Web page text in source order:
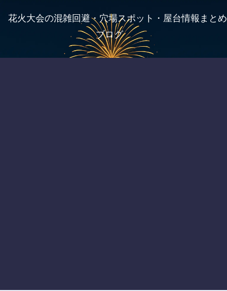
花火大会の混雑回避・穴場スポット・屋台情報まとめ
ブログ